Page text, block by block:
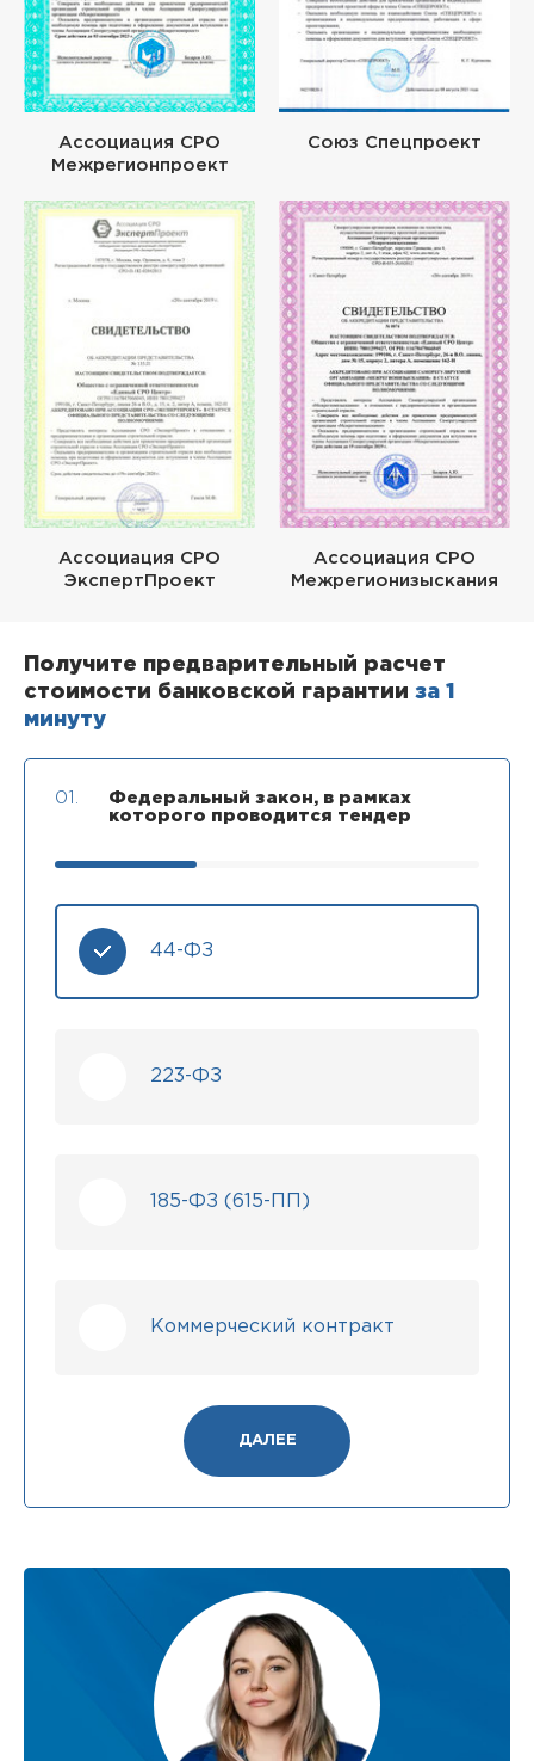
Ассоциация СРО
Межрегионпроект
Союз Спецпроект
Ассоциация СРО
ЭкспертПроект
Ассоциация СРО
Межрегионизыскания
Получите предварительный расчет
стоимости банковской гарантии за 1
минуту
01.
Федеральный закон, в рамках
которого проводится тендер
44-ФЗ
223-ФЗ
185-ФЗ (615-ПП)
Коммерческий контракт
ДАЛЕЕ